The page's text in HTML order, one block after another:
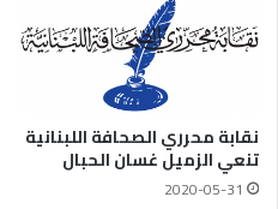
نقابة محرري الصحافة اللبنانية
تنعي الزميل غسان الحبال
2020-05-31